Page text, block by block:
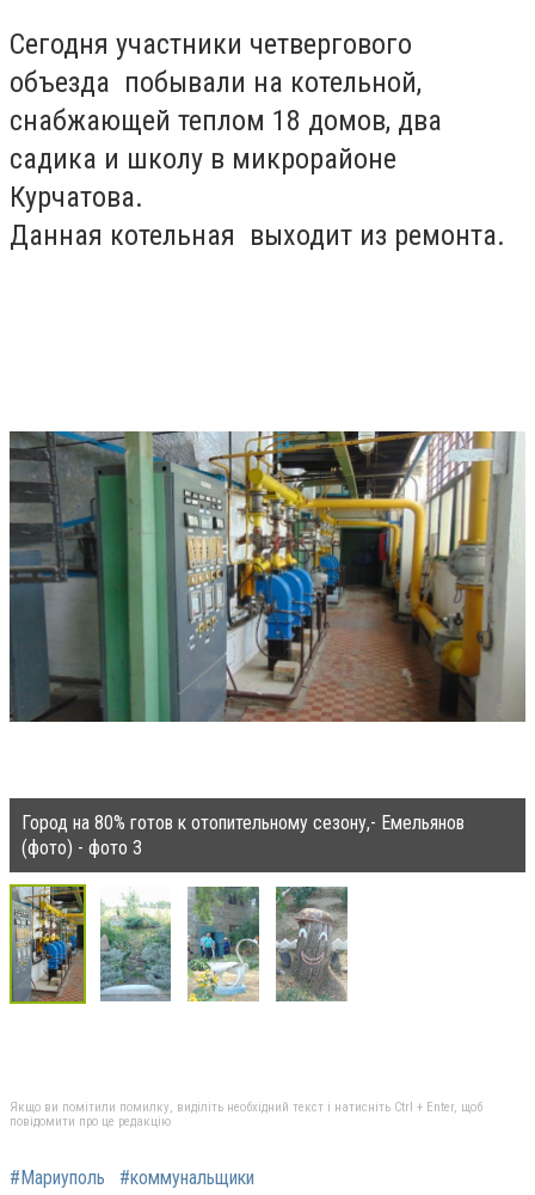
Сегодня участники четвергового
объезда побывали на котельной,
снабжающей теплом 18 домов, два
садика и школу в микрорайоне
Курчатова.
Данная котельная выходит из ремонта.
Город на 80% готов к отопительному сезону,- Емельянов
(фото) - фото 3
Якщо ви помітили помилку, виділіть необхідний текст і натисніть Ctrl + Enter, щоб
повідомити про це редакцію
#Мариуполь #коммунальщики